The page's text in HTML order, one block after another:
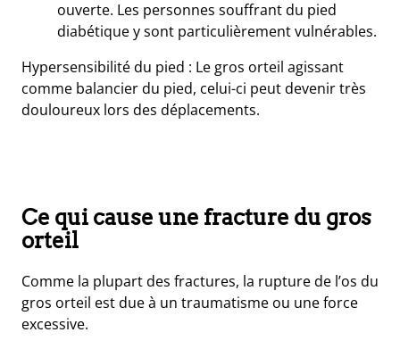
ouverte. Les personnes souffrant du pied
diabétiquey sont particulièrement vulnérables.
Hypersensibilité du pied : Le gros orteil agissant
comme balancier du pied, celui-ci peut devenir très
douloureux lors des déplacements.
Ce qui cause une fracture du gros
orteil
Comme la plupart des fractures, la rupture de l’os du
gros orteil est due à un traumatisme ou une force
excessive.